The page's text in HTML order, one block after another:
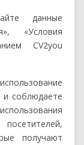
данные
«Условия
CV2you
соблюдаете
получают